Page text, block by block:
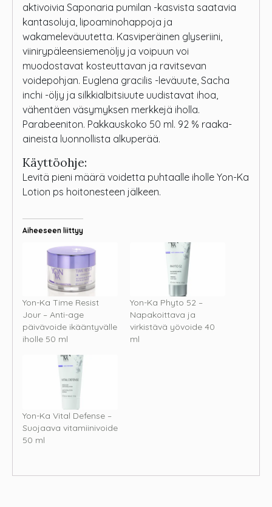
aktivoivia Saponaria pumilan -kasvista saatavia
kantasoluja, lipoaminohappoja ja
wakameleväuutetta. Kasviperäinen glyseriini,
viinirypäleensiemenöljy ja voipuun voi
muodostavat kosteuttavan ja ravitsevan
voidepohjan. Euglena gracilis -leväuute, Sacha
inchi -öljy ja silkkialbitsiuute uudistavat ihoa,
vähentäen väsymyksen merkkejä iholla.
Parabeeniton. Pakkauskoko 50 ml. 92 % raaka-
aineista luonnollista alkuperää.
Käyttöohje:
Levitä pieni määrä voidetta puhtaalle iholle Yon-Ka
Lotion ps hoitonesteen jälkeen.
Aiheeseen liittyy
Yon-Ka Time Resist
Jour – Anti-age
päivävoide ikääntyvälle
iholle 50 ml
Yon-Ka Phyto 52 –
Napakoittava ja
virkistävä yövoide 40
ml
Yon-Ka Vital Defense –
Suojaava vitamiinivoide
50 ml